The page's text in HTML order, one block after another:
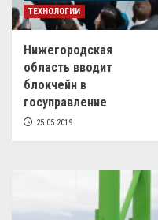
ТЕХНОЛОГИИ
Нижегородская
область вводит
блокчейн в
госуправление
25.05.2019